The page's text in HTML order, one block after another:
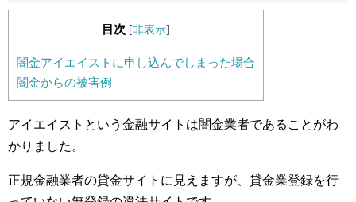
目次 [非表示]
闇金アイエイストに申し込んでしまった場合
闇金からの被害例
アイエイストという金融サイトは闇金業者であることがわ
かりました。
正規金融業者の貸金サイトに見えますが、貸金業登録を行